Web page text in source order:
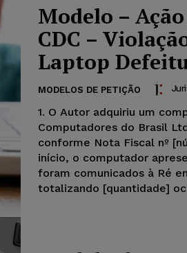
Modelo –
CDC –
Laptop
MODELOS DE PETIÇÃO
1. O Autor adquiriu um
Computadores do Brasil
conforme Nota Fiscal nº
início, o computador
foram comunicados à Ré
totalizando [quantidade]